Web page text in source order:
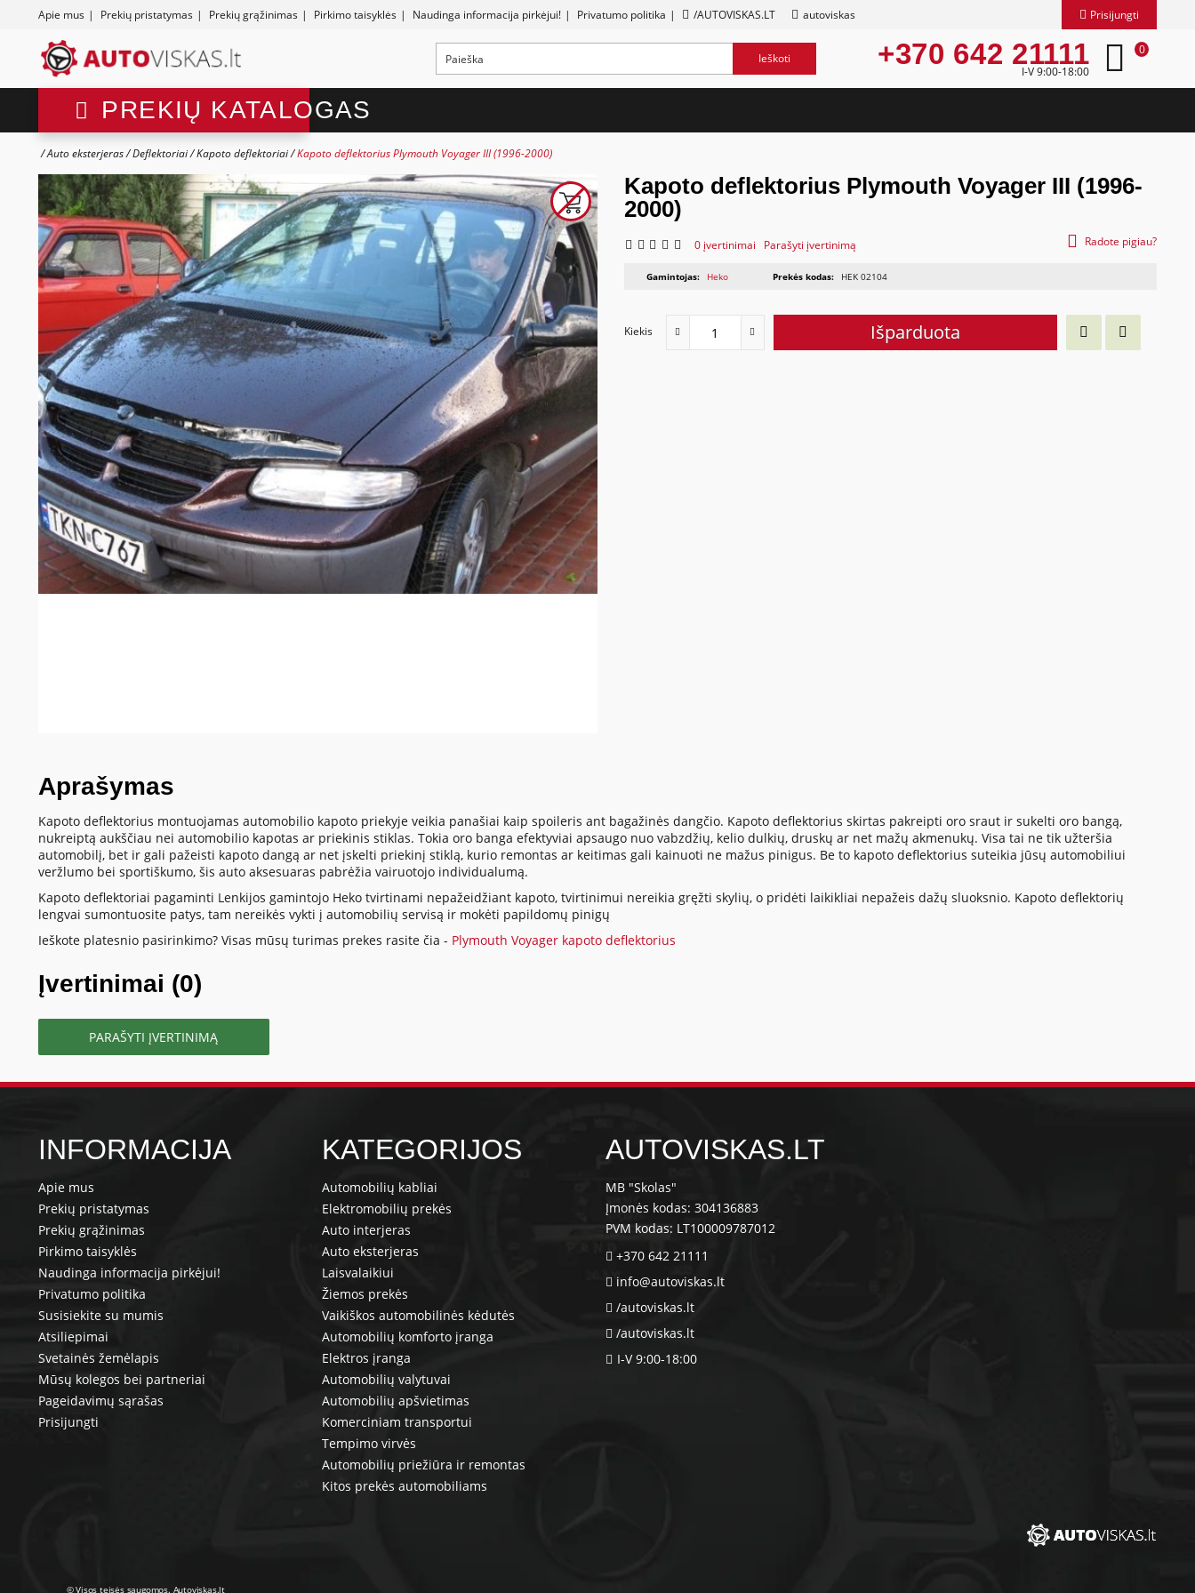
Apie mus | Prekių pristatymas | Prekių grąžinimas | Pirkimo taisyklės | Naudinga informacija pirkėjui! | Privatumo politika | /AUTOVISKAS.LT autoviskas Prisijungti
Ieškoti +370 642 21111
I-V 9:00-18:00
0
PREKIŲ KATALOGAS
Auto eksterjeras Deflektoriai Kapoto deflektoriai Kapoto deflektorius Plymouth Voyager III (1996-2000)
Kapoto deflektorius Plymouth Voyager III (1996-
2000)
0 įvertinimai Parašyti įvertinimą Radote pigiau?
Gamintojas: Heko Prekės kodas: HEK 02104
Kiekis Išparduota
Aprašymas
Kapoto deflektorius montuojamas automobilio kapoto priekyje veikia panašiai kaip spoileris ant bagažinės dangčio. Kapoto deflektorius skirtas pakreipti oro sraut ir sukelti oro bangą,
nukreiptą aukščiau nei automobilio kapotas ar priekinis stiklas. Tokia oro banga efektyviai apsaugo nuo vabzdžių, kelio dulkių, druskų ar net mažų akmenukų. Visa tai ne tik užteršia
automobilį, bet ir gali pažeisti kapoto dangą ar net įskelti priekinį stiklą, kurio remontas ar keitimas gali kainuoti ne mažus pinigus. Be to kapoto deflektorius suteikia jūsų automobiliui
veržlumo bei sportiškumo, šis auto aksesuaras pabrėžia vairuotojo individualumą.
Kapoto deflektoriai pagaminti Lenkijos gamintojo Heko tvirtinami nepažeidžiant kapoto, tvirtinimui nereikia gręžti skylių, o pridėti laikikliai nepažeis dažų sluoksnio. Kapoto deflektorių
lengvai sumontuosite patys, tam nereikės vykti į automobilių servisą ir mokėti papildomų pinigų
Ieškote platesnio pasirinkimo? Visas mūsų turimas prekes rasite čia - Plymouth Voyager kapoto deflektorius
Įvertinimai (0)
PARAŠYTI ĮVERTINIMĄ
INFORMACIJA
Apie mus
Prekių pristatymas
Prekių grąžinimas
Pirkimo taisyklės
Naudinga informacija pirkėjui!
Privatumo politika
Susisiekite su mumis
Atsiliepimai
Svetainės žemėlapis
Mūsų kolegos bei partneriai
Pageidavimų sąrašas
Prisijungti
KATEGORIJOS
Automobilių kabliai
Elektromobilių prekės
Auto interjeras
Auto eksterjeras
Laisvalaikiui
Žiemos prekės
Vaikiškos automobilinės kėdutės
Automobilių komforto įranga
Elektros įranga
Automobilių valytuvai
Automobilių apšvietimas
Komerciniam transportui
Tempimo virvės
Automobilių priežiūra ir remontas
Kitos prekės automobiliams
AUTOVISKAS.LT
MB "Skolas"
Įmonės kodas: 304136883
PVM kodas: LT100009787012
+370 642 21111
info@autoviskas.lt
/autoviskas.lt
/autoviskas.lt
I-V 9:00-18:00
© Visos teisės saugomos. Autoviskas.lt